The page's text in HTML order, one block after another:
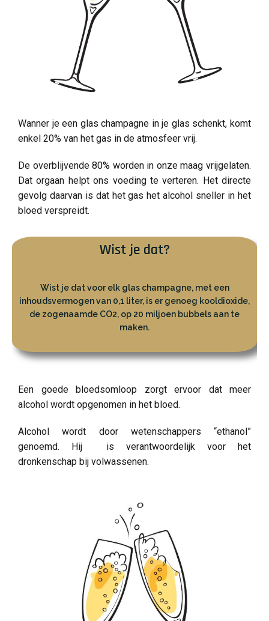
Wanner je een glas champagne in je glas schenkt, komt
enkel 20% van het gas in de atmosfeer vrij.
De overblijvende 80% worden in onze maag vrijgelaten.
Dat orgaan helpt ons voeding te verteren. Het directe
gevolg daarvan is dat het gas het alcohol sneller in het
bloed verspreidt.
Wist je dat?
Wist je dat voor elk glas champagne, met een
inhoudsvermogen van 0,1 liter, is er genoeg kooldioxide,
de zogenaamde CO2, op 20 miljoen bubbels aan te
maken.
Een goede bloedsomloop zorgt ervoor dat meer
alcohol wordt opgenomen in het bloed.
Alcohol wordt door wetenschappers “ethanol”
genoemd. Hij is verantwoordelijk voor het
dronkenschap bij volwassenen.